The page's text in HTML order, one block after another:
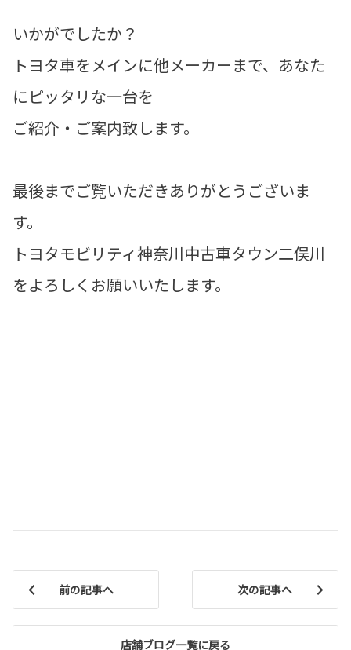
いかがでしたか？
トヨタ車をメインに他メーカーまで、あなた
にピッタリな一台を
ご紹介・ご案内致します。
最後までご覧いただきありがとうございま
す。
トヨタモビリティ神奈川中古車タウン二俣川
をよろしくお願いいたします。
前の記事へ
店舗ブログ一覧に戻る
次の記事へ